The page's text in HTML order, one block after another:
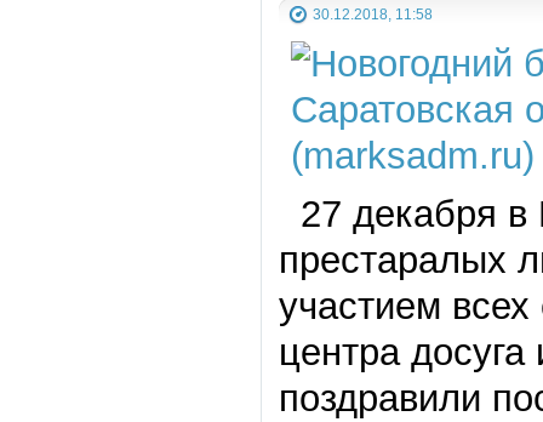
30.12.2018, 11:58
27 декабря в
престаралых
участием
центра
поздравили